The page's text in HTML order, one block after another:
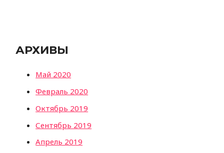
АРХИВЫ
Май 2020
Февраль 2020
Октябрь 2019
Сентябрь 2019
Апрель 2019